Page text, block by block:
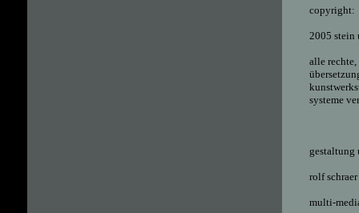
copyright:
2005 stein
alle
systeme
gestaltung
rolf schraer
multi-